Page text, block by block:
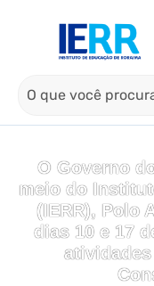
O Governo
meio do
(IERR), Polo
dias 10 e 17